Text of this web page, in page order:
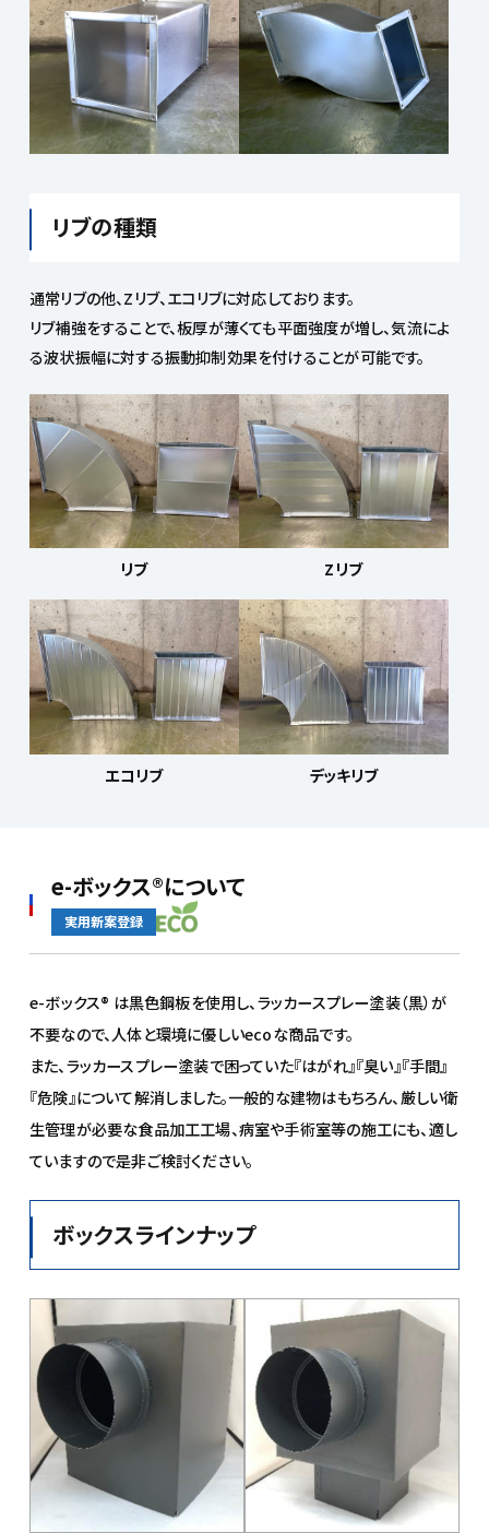
リブの種類
通常リブの他、Zリブ、エコリブに対応しております。
リブ補強をすることで、板厚が薄くても平面強度が増し、気流によ
る波状振幅に対する振動抑制効果を付けることが可能です。
リブ Zリブ
エコリブ デッキリブ
e-ボックス®について
実用新案登録
e-ボックス® は黒色鋼板を使用し、ラッカースプレー塗装（黒）が
不要なので、人体と環境に優しいecoな商品です。
また、ラッカースプレー塗装で困っていた『はがれ』『臭い』『手間』
『危険』について解消しました。一般的な建物はもちろん、厳しい衛
生管理が必要な食品加工工場、病室や手術室等の施工にも、適し
ていますので是非ご検討ください。
ボックスラインナップ